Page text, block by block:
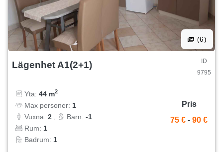
(6)
Lägenhet A1(2+1)
ID
9795
Yta: 44 m2
Max personer: 1
Vuxna: 2 Barn: -1
Rum: 1
Badrum: 1
Pris
75 € - 90 €